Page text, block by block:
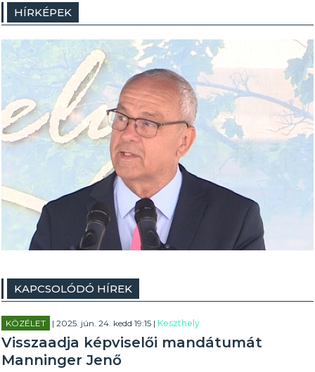
HÍRKÉPEK
KAPCSOLÓDÓ HÍREK
KÖZÉLET | 2025. jún. 24. kedd 19:15 |Keszthely
Visszaadja képviselői mandátumát
Manninger Jenő